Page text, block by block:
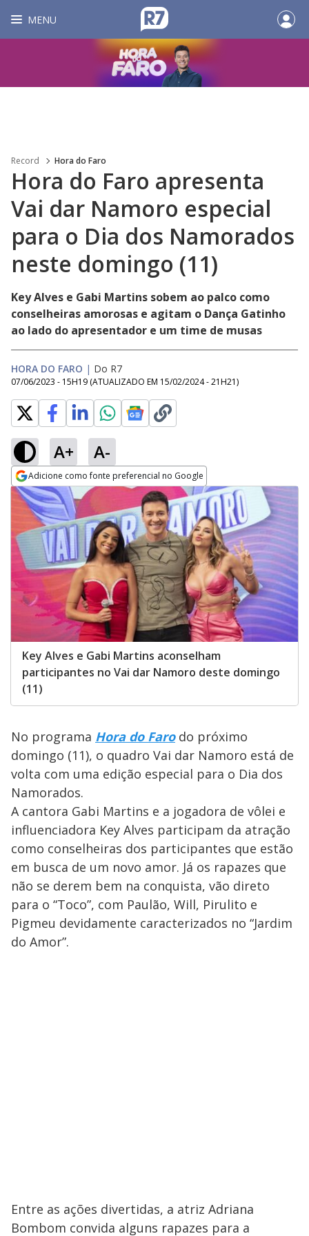
MENU
Record Hora do Faro
Hora do Faro apresenta
Vai dar Namoro especial
para o Dia dos Namorados
neste domingo (11)
Key Alves e Gabi Martins sobem ao palco como
conselheiras amorosas e agitam o Dança Gatinho
ao lado do apresentador e um time de musas
HORA DO FARO | Do R7
07/06/2023 - 15H19 (ATUALIZADO EM 15/02/2024 - 21H21)
A+ A-
Adicione como fonte preferencial no Google
Opens in new window
Key Alves e Gabi Martins aconselham
participantes no Vai dar Namoro deste domingo
(11)
No programa Hora do Farodo próximo
domingo (11), o quadro Vai dar Namoro está de
volta com uma edição especial para o Dia dos
Namorados.
A cantora Gabi Martins e a jogadora de vôlei e
influenciadora Key Alves participam da atração
como conselheiras dos participantes que estão
em busca de um novo amor. Já os rapazes que
não se derem bem na conquista, vão direto
para o “Toco”, com Paulão, Will, Pirulito e
Pigmeu devidamente caracterizados no “Jardim
do Amor”.
Entre as ações divertidas, a atriz Adriana
Bombom convida alguns rapazes para a